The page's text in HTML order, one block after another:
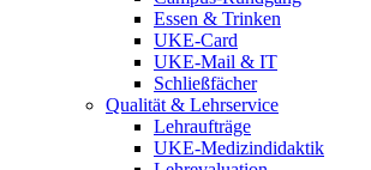
Essen & Trinken
UKE-Card
UKE-Mail & IT
Schließfächer
Qualität & Lehrservice
Lehraufträge
UKE-Medizindidaktik